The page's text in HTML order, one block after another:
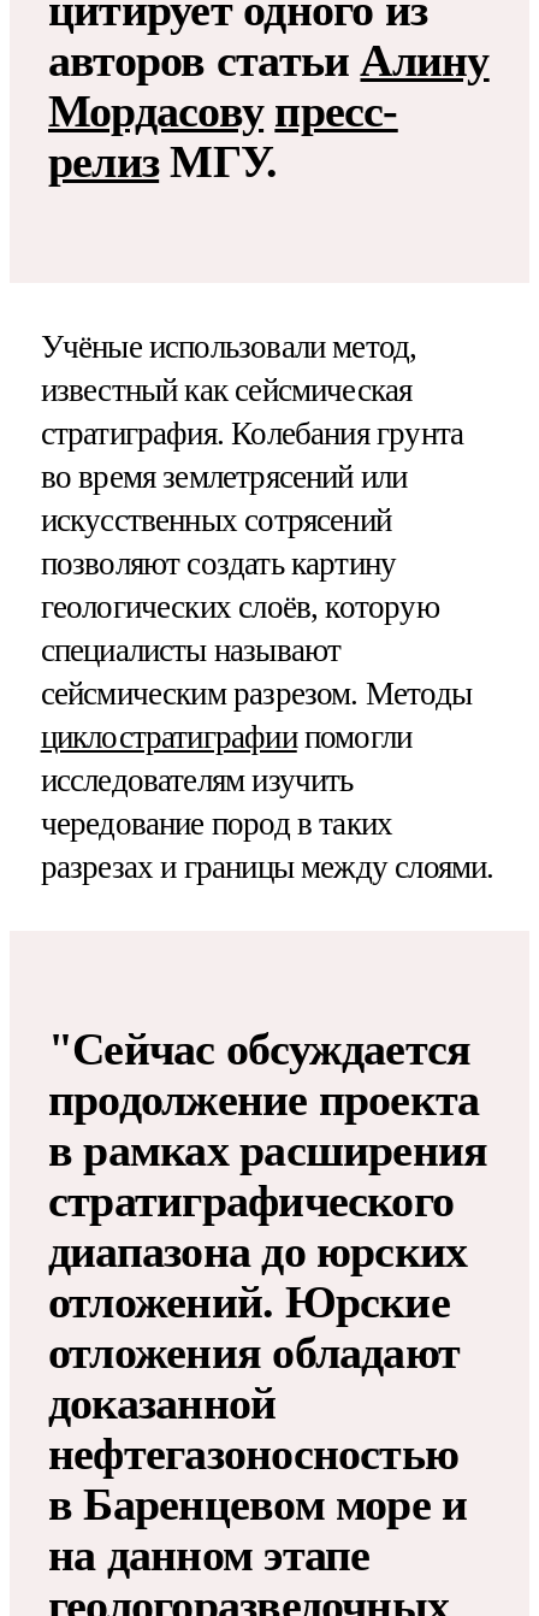
авторов статьиАлину
Мордасову пресс-
релизМГУ.
Учёные использовали метод,
известный как сейсмическая
стратиграфия. Колебания грунта
во время землетрясений или
искусственных сотрясений
позволяют создать картину
геологических слоёв, которую
специалисты называют
сейсмическим разрезом. Методы
циклостратиграфиипомогли
исследователям изучить
чередование пород в таких
разрезах и границы между слоями.
"Сейчас обсуждается
продолжение проекта
в рамках расширения
стратиграфического
диапазона до юрских
отложений. Юрские
отложения обладают
доказанной
нефтегазоносностью
в Баренцевом море и
на данном этапе
геологоразведочных